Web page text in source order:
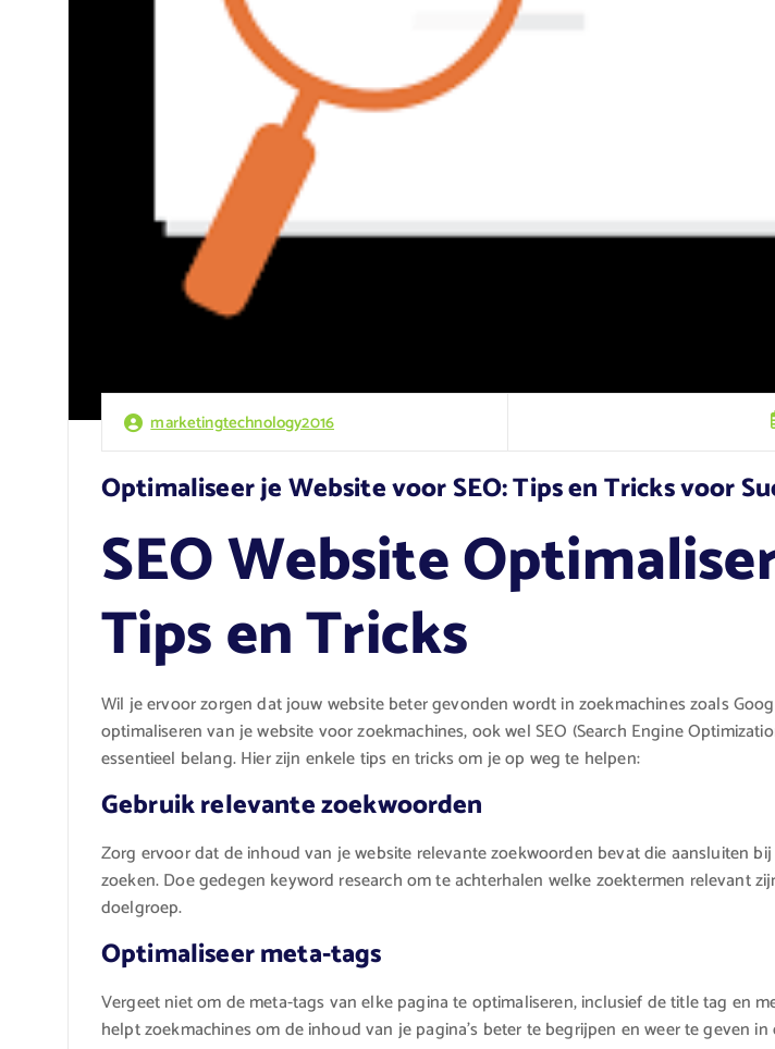
marketingtechnology2016
Optimaliseer je Website voor SEO: Tips en Tricks voor
SEO Website
Tips en Tricks
Wil je ervoor zorgen dat jouw website beter gevonden wordt in zoekmachines zoals
optimaliseren van je website voor zoekmachines, ook wel SEO (Search Engine
essentieel belang. Hier zijn enkele tips en tricks om je op weg te helpen:
Gebruik relevante zoekwoorden
Zorg ervoor dat de inhoud van je website relevante zoekwoorden bevat die aansluiten
zoeken. Doe gedegen keyword research om te achterhalen welke zoektermen relevant
doelgroep.
Optimaliseer meta-tags
Vergeet niet om de meta-tags van elke pagina te optimaliseren, inclusief de title tag en
helpt zoekmachines om de inhoud van je pagina’s beter te begrijpen en weer te geven